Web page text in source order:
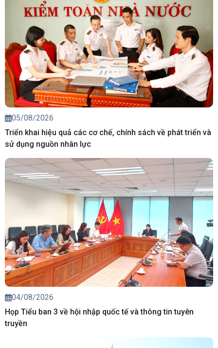
05/08/2026
Triển khai hiệu quả các cơ chế, chính sách về phát triển và
sử dụng nguồn nhân lực
04/08/2026
Họp Tiểu ban 3 về hội nhập quốc tế và thông tin tuyên
truyền